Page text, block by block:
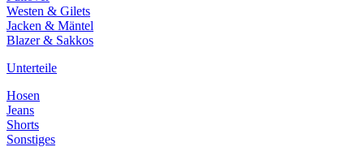
Westen & Gilets
Jacken & Mäntel
Blazer & Sakkos
Unterteile
Hosen
Jeans
Shorts
Sonstiges